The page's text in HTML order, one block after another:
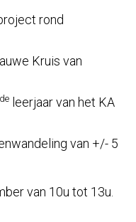
rond
Kruis van
de leerjaar van het KA
van +/- 5
van 10u tot 13u.